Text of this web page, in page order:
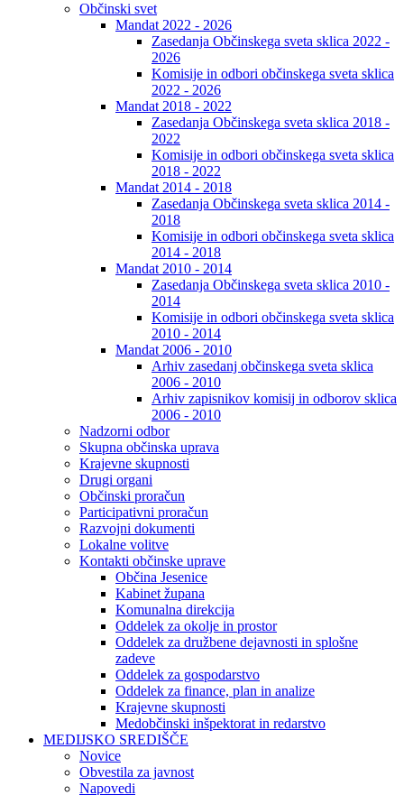
Občinski svet
Mandat 2022 - 2026
Zasedanja Občinskega sveta sklica 2022 -
2026
Komisije in odbori občinskega sveta sklica
2022 - 2026
Mandat 2018 - 2022
Zasedanja Občinskega sveta sklica 2018 -
2022
Komisije in odbori občinskega sveta sklica
2018 - 2022
Mandat 2014 - 2018
Zasedanja Občinskega sveta sklica 2014 -
2018
Komisije in odbori občinskega sveta sklica
2014 - 2018
Mandat 2010 - 2014
Zasedanja Občinskega sveta sklica 2010 -
2014
Komisije in odbori občinskega sveta sklica
2010 - 2014
Mandat 2006 - 2010
Arhiv zasedanj občinskega sveta sklica
2006 - 2010
Arhiv zapisnikov komisij in odborov sklica
2006 - 2010
Nadzorni odbor
Skupna občinska uprava
Krajevne skupnosti
Drugi organi
Občinski proračun
Participativni proračun
Razvojni dokumenti
Lokalne volitve
Kontakti občinske uprave
Občina Jesenice
Kabinet župana
Komunalna direkcija
Oddelek za okolje in prostor
Oddelek za družbene dejavnosti in splošne
zadeve
Oddelek za gospodarstvo
Oddelek za finance, plan in analize
Krajevne skupnosti
Medobčinski inšpektorat in redarstvo
MEDIJSKO SREDIŠČE
Novice
Obvestila za javnost
Napovedi